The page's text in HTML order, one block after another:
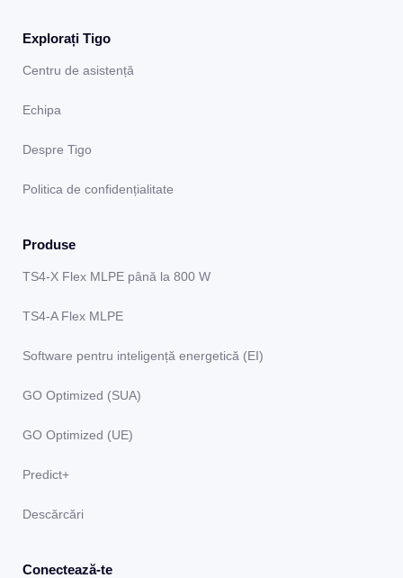
Explorați Tigo
Centru de asistență
Echipa
Despre Tigo
Politica de confidențialitate
Produse
TS4-X Flex MLPE până la 800 W
TS4-A Flex MLPE
Software pentru inteligență energetică (EI)
GO Optimized (SUA)
GO Optimized (UE)
Predict+
Descărcări
Conectează-te